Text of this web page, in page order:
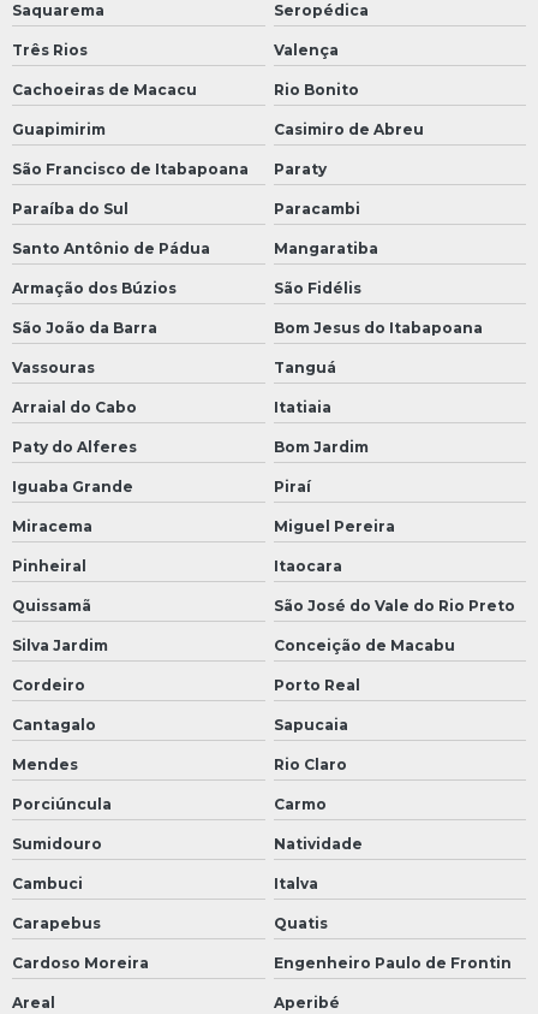
Saquarema Seropédica
Três Rios Valença
Cachoeiras de Macacu Rio Bonito
Guapimirim Casimiro de Abreu
São Francisco de Itabapoana Paraty
Paraíba do Sul Paracambi
Santo Antônio de Pádua Mangaratiba
Armação dos Búzios São Fidélis
São João da Barra Bom Jesus do Itabapoana
Vassouras Tanguá
Arraial do Cabo Itatiaia
Paty do Alferes Bom Jardim
Iguaba Grande Piraí
Miracema Miguel Pereira
Pinheiral Itaocara
Quissamã São José do Vale do Rio Preto
Silva Jardim Conceição de Macabu
Cordeiro Porto Real
Cantagalo Sapucaia
Mendes Rio Claro
Porciúncula Carmo
Sumidouro Natividade
Cambuci Italva
Carapebus Quatis
Cardoso Moreira Engenheiro Paulo de Frontin
Areal Aperibé